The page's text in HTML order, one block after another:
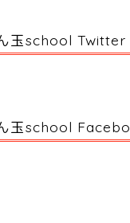
玉school Twitter
玉school